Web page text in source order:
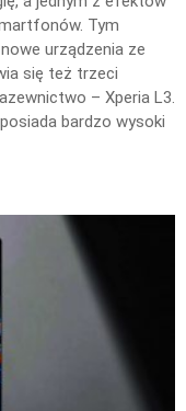
Tym
urządzenia ze
się też trzeci
– Xperia L3.
bardzo wysoki